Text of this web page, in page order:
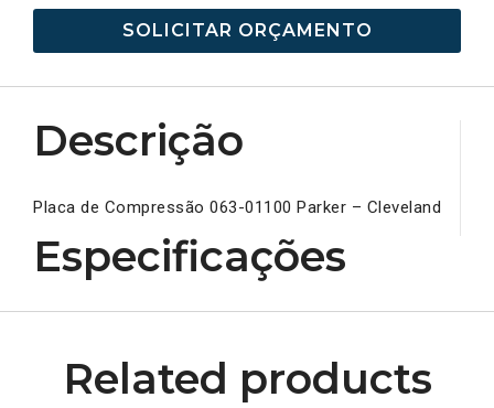
SOLICITAR ORÇAMENTO
Descrição
Placa de Compressão 063-01100 Parker – Cleveland
Especificações
Related products